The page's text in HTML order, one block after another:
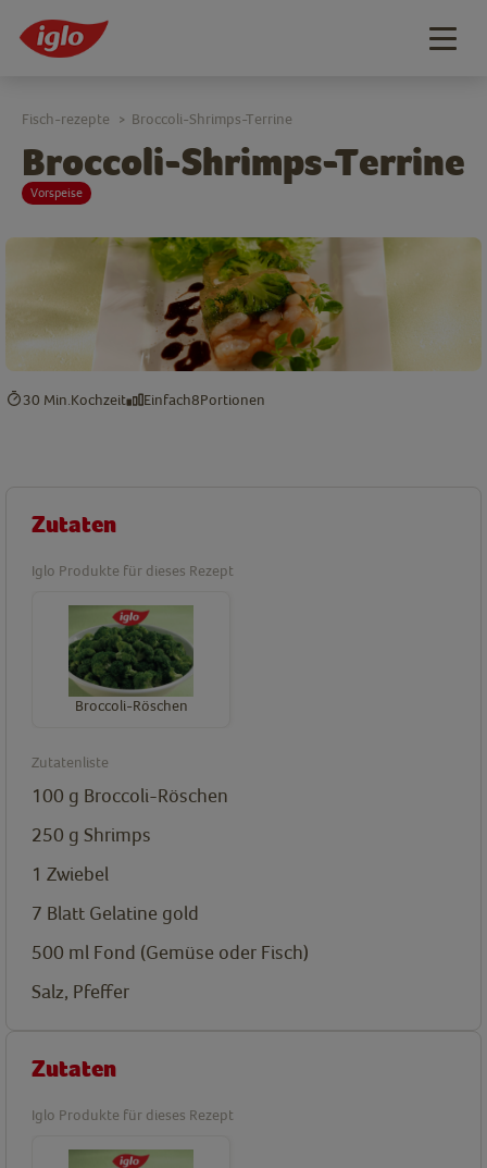
Broccoli-Shrimps-Terrine
Vorspeise
Fisch-rezepte > Broccoli-Shrimps-Terrine
30 Min. Kochzeit Einfach8Portionen
Zutaten
Iglo Produkte für dieses Rezept
Broccoli-Röschen
Zutatenliste
100 g Broccoli-Röschen
250 g Shrimps
1 Zwiebel
7 Blatt Gelatine gold
500 ml Fond (Gemüse oder Fisch)
Salz, Pfeffer
Zutaten
Iglo Produkte für dieses Rezept